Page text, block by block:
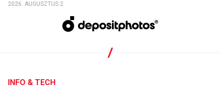
2026. AUGUSZTUS 2.
INFO & TECH